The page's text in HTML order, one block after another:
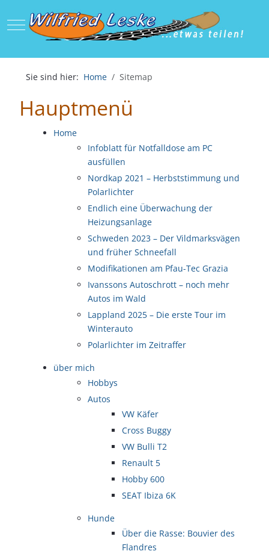
Mobile Menu Toggle
Sie sind hier: Home Sitemap
Hauptmenü
Home
Infoblatt für Notfalldose am PC
ausfüllen
Nordkap 2021 – Herbststimmung und
Polarlichter
Endlich eine Überwachung der
Heizungsanlage
Schweden 2023 – Der Vildmarksvägen
und früher Schneefall
Modifikationen am Pfau-Tec Grazia
Ivanssons Autoschrott – noch mehr
Autos im Wald
Lappland 2025 – Die erste Tour im
Winterauto
Polarlichter im Zeitraffer
über mich
Hobbys
Autos
VW Käfer
Cross Buggy
VW Bulli T2
Renault 5
Hobby 600
SEAT Ibiza 6K
Hunde
Über die Rasse: Bouvier des
Flandres